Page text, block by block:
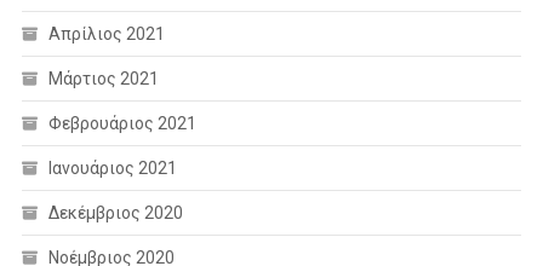
Απρίλιος 2021
Μάρτιος 2021
Φεβρουάριος 2021
Ιανουάριος 2021
Δεκέμβριος 2020
Νοέμβριος 2020